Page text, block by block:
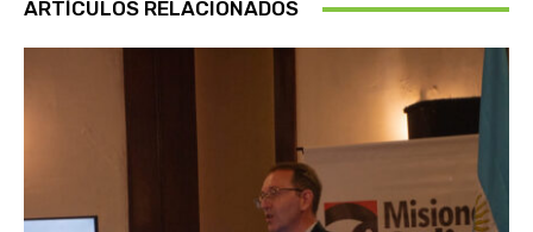
ARTÍCULOS RELACIONADOS